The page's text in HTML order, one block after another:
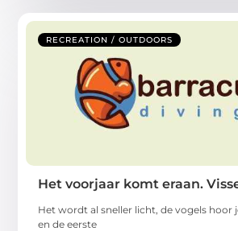
RECREATION / OUTDOORS
Het voorjaar komt eraan.
Het wordt al sneller licht, de vogels hoor
en de eerste